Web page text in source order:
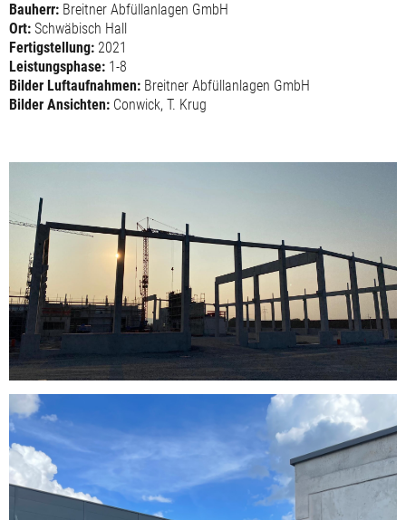
Bauherr: Breitner Abfüllanlagen GmbH
Ort: Schwäbisch Hall
Fertigstellung: 2021
Leistungsphase: 1-8
Bilder Luftaufnahmen: Breitner Abfüllanlagen GmbH
Bilder Ansichten: Conwick, T. Krug